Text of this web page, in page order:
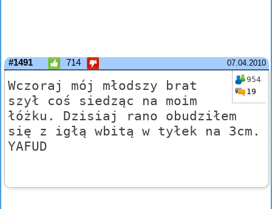
07.04.2010
#1491 714
954
19
Wczoraj mój młodszy brat
szył coś siedząc na moim
łóżku. Dzisiaj rano obudziłem
się z igłą wbitą w tyłek na 3cm.
YAFUD